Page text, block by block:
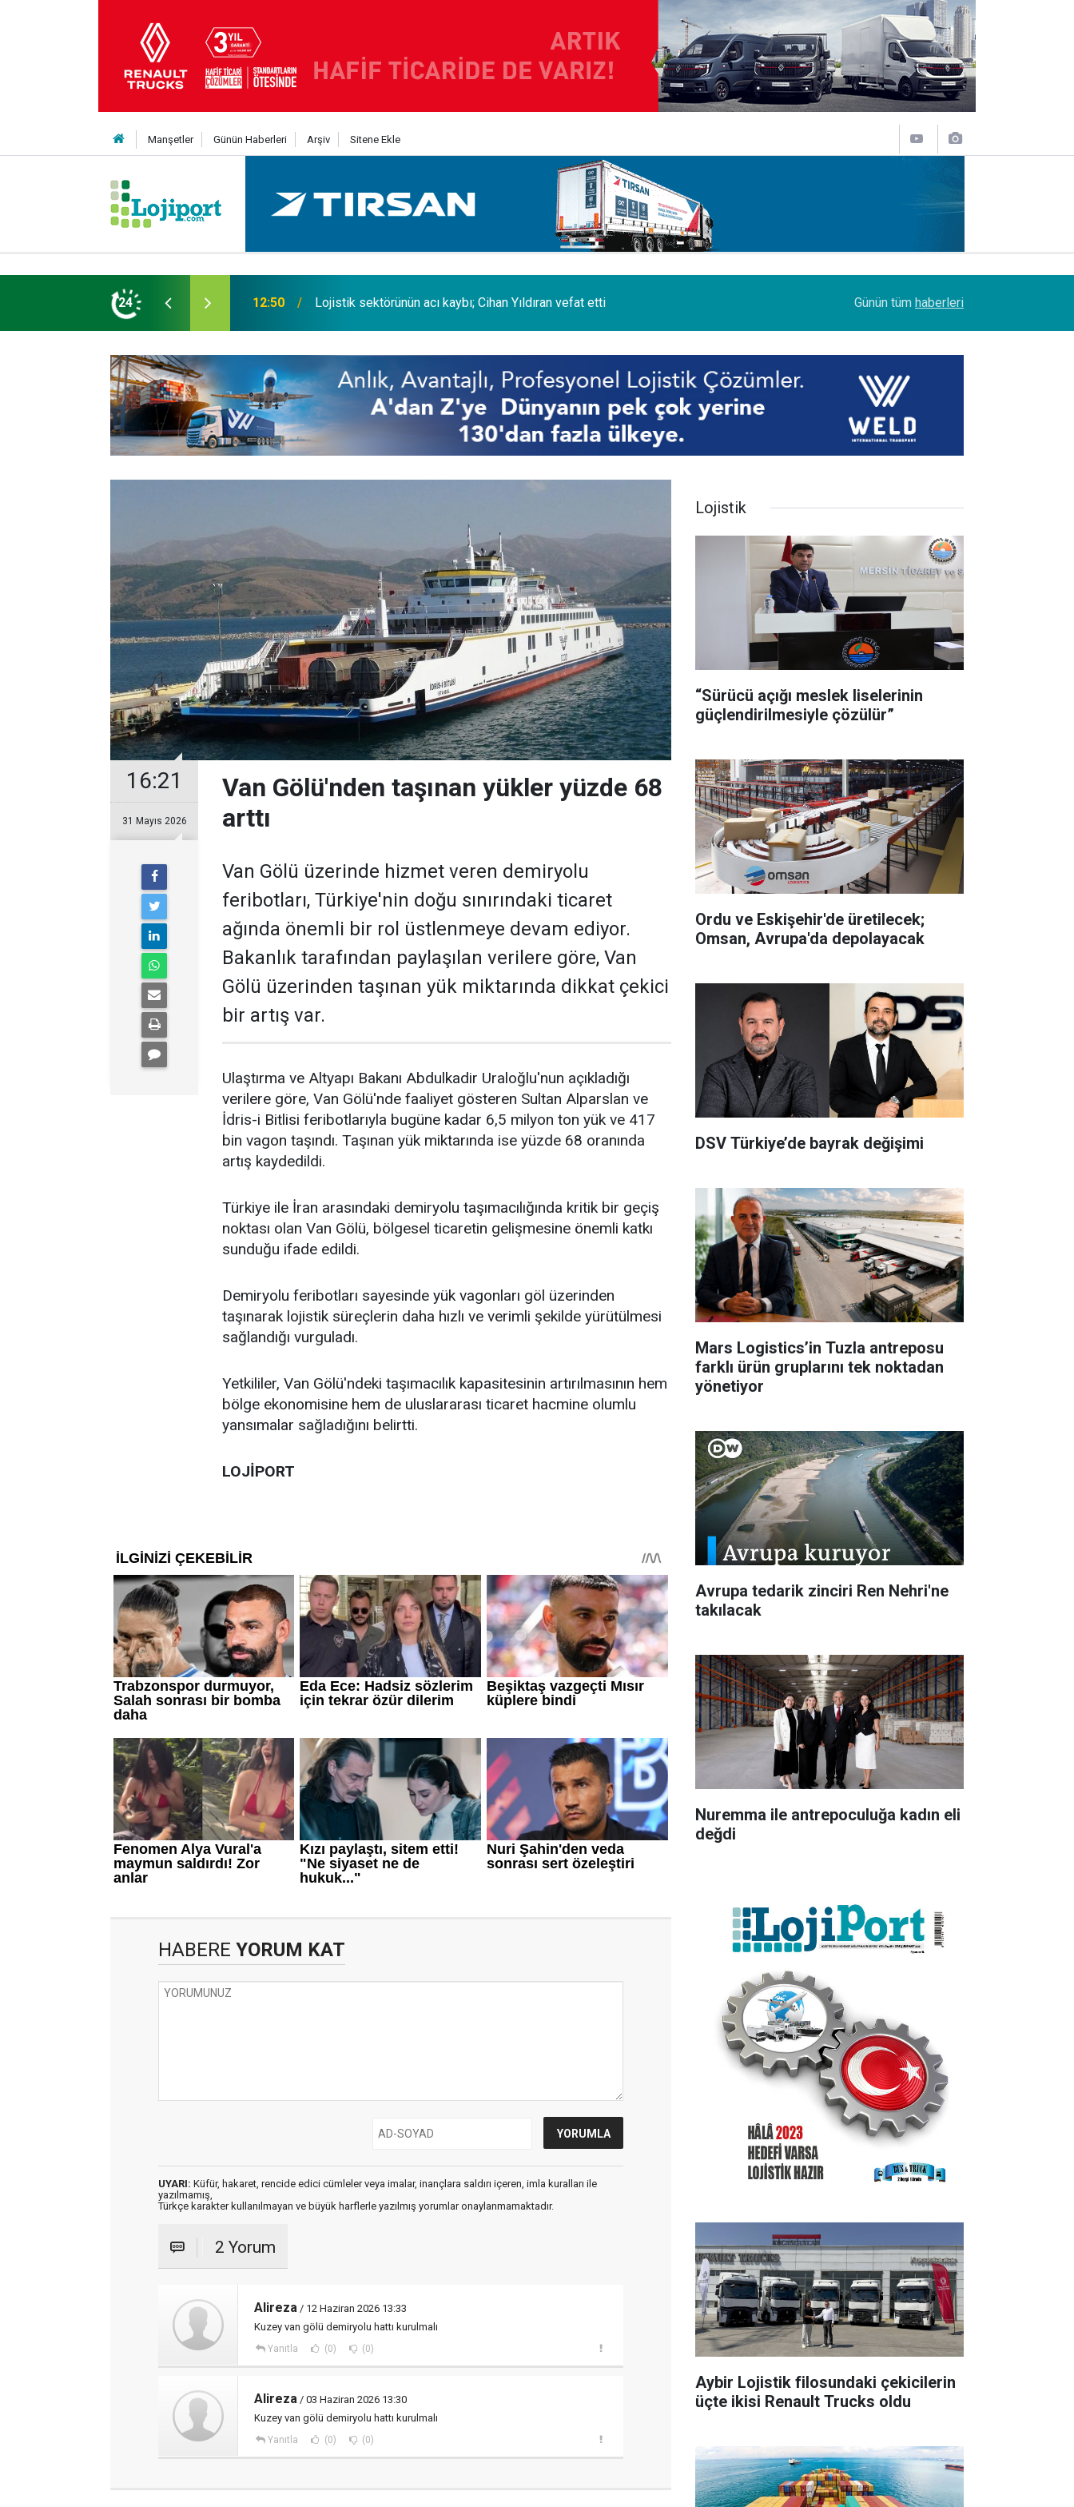
Manşetler Günün Haberleri Arşiv Sitene Ekle
24
Yıldıran vefat etti 11:43 SOCAR Terminal de, MSC Tiger Servisi'nin uğrak limanlarına katıldı Sakarya'da Şoförlere Uyuşturucu Testi
Günün tüm haberleri
16:21
31 Mayıs 2026
Van Gölü'nden taşınan yükler yüzde 68
arttı
Van Gölü üzerinde hizmet veren demiryolu
feribotları, Türkiye'nin doğu sınırındaki ticaret
ağında önemli bir rol üstlenmeye devam ediyor.
Bakanlık tarafından paylaşılan verilere göre, Van
Gölü üzerinden taşınan yük miktarında dikkat çekici
bir artış var.
Ulaştırma ve Altyapı Bakanı Abdulkadir Uraloğlu'nun açıkladığı
verilere göre, Van Gölü'nde faaliyet gösteren Sultan Alparslan ve
İdris-i Bitlisi feribotlarıyla bugüne kadar 6,5 milyon ton yük ve 417
bin vagon taşındı. Taşınan yük miktarında ise yüzde 68 oranında
artış kaydedildi.
Türkiye ile İran arasındaki demiryolu taşımacılığında kritik bir geçiş
noktası olan Van Gölü, bölgesel ticaretin gelişmesine önemli katkı
sunduğu ifade edildi.
Demiryolu feribotları sayesinde yük vagonları göl üzerinden
taşınarak lojistik süreçlerin daha hızlı ve verimli şekilde yürütülmesi
sağlandığı vurguladı.
Yetkililer, Van Gölü'ndeki taşımacılık kapasitesinin artırılmasının hem
bölge ekonomisine hem de uluslararası ticaret hacmine olumlu
yansımalar sağladığını belirtti.
LOJİPORT
HABERE YORUM KAT
UYARI: Küfür, hakaret, rencide edici cümleler veya imalar, inançlara saldırı içeren, imla kuralları ile
yazılmamış,
Türkçe karakter kullanılmayan ve büyük harflerle yazılmış yorumlar onaylanmamaktadır.
2 Yorum
Alireza / 12 Haziran 2026 13:33
Kuzey van gölü demiryolu hattı kurulmalı
Yanıtla (0) (0)
Alireza / 03 Haziran 2026 13:30
Kuzey van gölü demiryolu hattı kurulmalı
Yanıtla (0) (0)
Lojistik
“Sürücü açığı meslek liselerinin
güçlendirilmesiyle çözülür”
Ordu ve Eskişehir'de üretilecek;
Omsan, Avrupa'da depolayacak
DSV Türkiye’de bayrak değişimi
Mars Logistics’in Tuzla antreposu
farklı ürün gruplarını tek noktadan
yönetiyor
Avrupa tedarik zinciri Ren Nehri'ne
takılacak
Nuremma ile antrepoculuğa kadın eli
değdi
Aybir Lojistik filosundaki çekicilerin
üçte ikisi Renault Trucks oldu